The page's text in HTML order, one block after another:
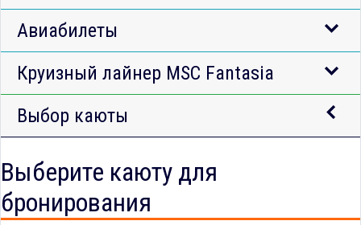
Авиабилеты
Круизный лайнер MSC Fantasia
Выбор каюты
Выберите каюту для
бронирования